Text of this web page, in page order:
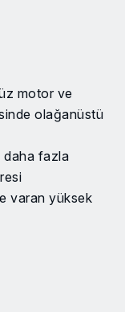
motor ve
olağanüstü
daha fazla
varan yüksek
ile ideal